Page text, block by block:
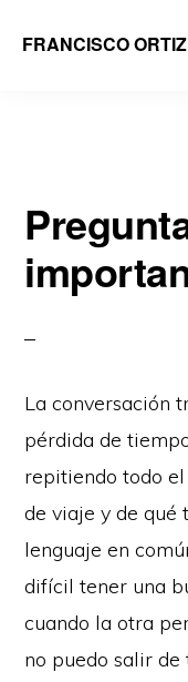
FRANCISCO ORTIZ
La conversación
pérdida de
repitiendo todo
de viaje y de qué
lenguaje en
difícil tener una
cuando la otra
no puedo salir